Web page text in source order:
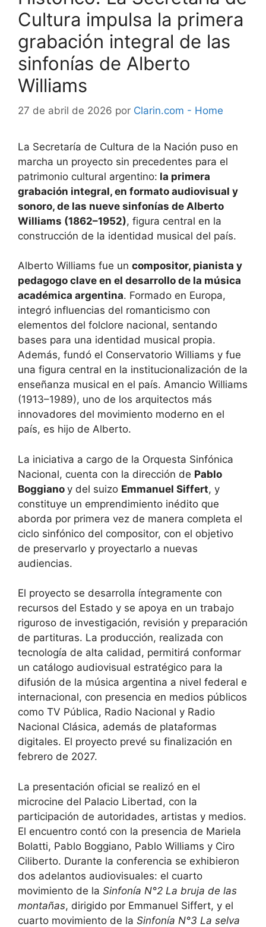
Cultura impulsa la primera
grabación integral de las
sinfonías de Alberto
Williams
27 de abril de 2026 por Clarin.com - Home
La Secretaría de Cultura de la Nación puso en
marcha un proyecto sin precedentes para el
patrimonio cultural argentino: la primera
grabación integral, en formato audiovisual y
sonoro, de las nueve sinfonías de Alberto
Williams (1862–1952), figura central en la
construcción de la identidad musical del país.
Alberto Williams fue un compositor, pianista y
pedagogo clave en el desarrollo de la música
académica argentina. Formado en Europa,
integró influencias del romanticismo con
elementos del folclore nacional, sentando
bases para una identidad musical propia.
Además, fundó el Conservatorio Williams y fue
una figura central en la institucionalización de la
enseñanza musical en el país. Amancio Williams
(1913–1989), uno de los arquitectos más
innovadores del movimiento moderno en el
país, es hijo de Alberto.
La iniciativa a cargo de la Orquesta Sinfónica
Nacional, cuenta con la dirección de Pablo
Boggiano y del suizo Emmanuel Siffert, y
constituye un emprendimiento inédito que
aborda por primera vez de manera completa el
ciclo sinfónico del compositor, con el objetivo
de preservarlo y proyectarlo a nuevas
audiencias.
El proyecto se desarrolla íntegramente con
recursos del Estado y se apoya en un trabajo
riguroso de investigación, revisión y preparación
de partituras. La producción, realizada con
tecnología de alta calidad, permitirá conformar
un catálogo audiovisual estratégico para la
difusión de la música argentina a nivel federal e
internacional, con presencia en medios públicos
como TV Pública, Radio Nacional y Radio
Nacional Clásica, además de plataformas
digitales. El proyecto prevé su finalización en
febrero de 2027.
La presentación oficial se realizó en el
microcine del Palacio Libertad, con la
participación de autoridades, artistas y medios.
El encuentro contó con la presencia de Mariela
Bolatti, Pablo Boggiano, Pablo Williams y Ciro
Ciliberto. Durante la conferencia se exhibieron
dos adelantos audiovisuales: el cuarto
movimiento de la Sinfonía N°2 La bruja de las
montañas, dirigido por Emmanuel Siffert, y el
cuarto movimiento de la Sinfonía N°3 La selva